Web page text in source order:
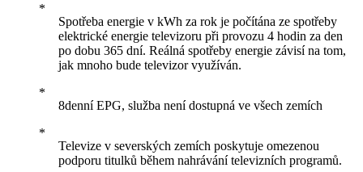
Spotřeba energie v kWh za rok je počítána ze spotřeby
elektrické energie televizoru při provozu 4 hodin za den
po dobu 365 dní. Reálná spotřeby energie závisí na tom,
jak mnoho bude televizor využíván.
8denní EPG, služba není dostupná ve všech zemích
Televize v severských zemích poskytuje omezenou
podporu titulků během nahrávání televizních programů.